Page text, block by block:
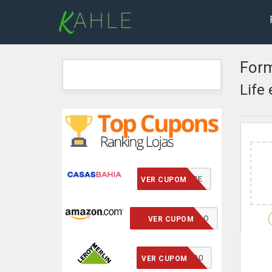
VCMERECE
VER CUPOM
CUPOM INSERIDO
VER CUPOM
ECONOMIZE20
VER CUPOM
Life